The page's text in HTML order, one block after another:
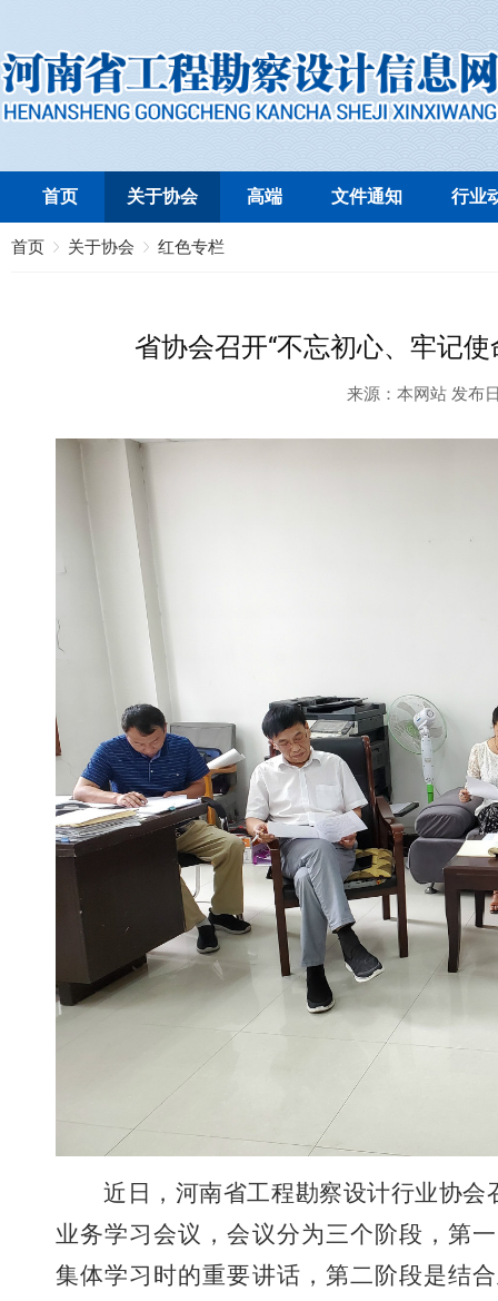
首页 关于协会 高端 文件通知 行业
首页 关于协会 红色专栏
省协会召开“不忘初心、牢记
来源： 本网站 发布
近日，河南省工程勘察设计行业协
业务学习会议，会议分为三个阶段，第
集体学习时的重要讲话，第二阶段是结